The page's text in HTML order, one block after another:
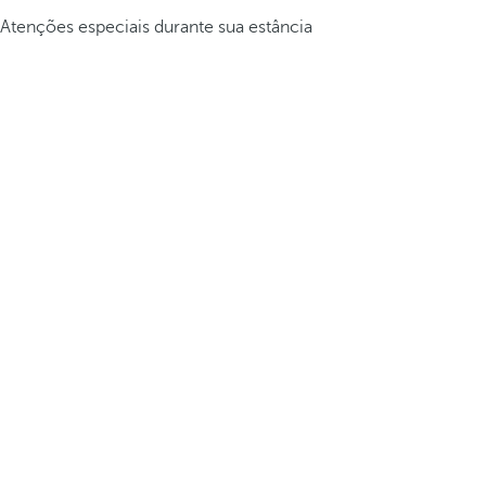
Atenções especiais durante sua estância